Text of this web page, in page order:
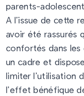
parents-
A l’issue de cette
avoir été rassurés
confortés dans
un cadre et
limiter l’utilisation
l’effet bénéfique